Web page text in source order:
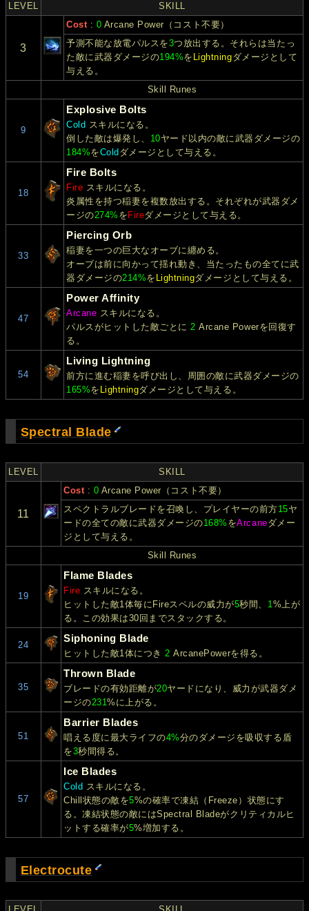
LEVEL SKILL
3
Cost: 0 Arcane Power（コスト不要）
予測不能な放電パルスを3つ放出する。それらは当たっ
た敵に武器ダメージの194%を Lightningダメージとして
与える。
Skill Runes
9
Explosive Bolts
Cold スキルになる。
倒した敵は爆発し、 10ヤード以内の敵に武器ダメージの
184%をCold ダメージとして与える。
18
Fire Bolts
Fire スキルになる。
炎属性を持つ稲妻を複数放出する。それぞれが武器ダメ
ージの274% を Fireダメージとして与える。
33
Piercing Orb
稲妻を一つの巨大なオーブに纏める。
オーブは前に向かって揺れ動き、当たったもの全てに武
器ダメージの214%を Lightningダメージとして与える。
47
Power Affinity
Arcane スキルになる。
パルスがヒットした敵ごとに2 Arcane Powerを回復す
る。
54
Living Lightning
前方に進む稲妻を呼び出し、周囲の敵に武器ダメージの
165%を Lightningダメージとして与える。
Spectral Blade
LEVEL SKILL
11
Cost: 0 Arcane Power（コスト不要）
スペクトラルブレードを召喚し、プレイヤーの前方15ヤ
ードの全ての敵に武器ダメージの168% をArcaneダメー
ジとして与える。
Skill Runes
19
Flame Blades
Fire スキルになる。
ヒットした敵1体毎にFireスペルの威力が5秒間、 1 %上が
る。この効果は30回までスタックする。
24
Siphoning Blade
ヒットした敵1体につき 2 ArcanePowerを得る。
35
Thrown Blade
ブレードの有効距離が20ヤードになり、威力が武器ダメ
ージの231%に上がる。
51
Barrier Blades
唱える度に最大ライフの4%分のダメージを吸収する盾
を3秒間得る。
57
Ice Blades
Cold スキルになる。
Chill状態の敵を5%の確率で凍結（Freeze）状態にす
る。凍結状態の敵にはSpectral Bladeがクリティカルヒ
ットする確率が5%増加する。
Electrocute